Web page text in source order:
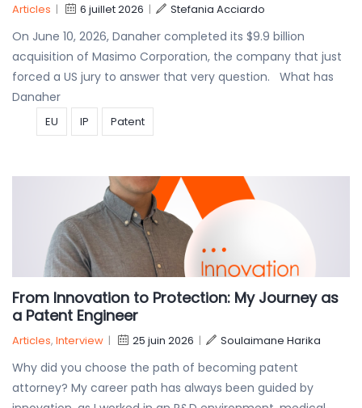
Articles | 6 juillet 2026 | Stefania Acciardo
On June 10, 2026, Danaher completed its $9.9 billion
acquisition of Masimo Corporation, the company that just
forced a US jury to answer that very question. What has
Danaher
EU IP Patent
From Innovation to Protection: My Journey as
a Patent Engineer
Articles, Interview | 25 juin 2026 | Soulaimane Harika
Why did you choose the path of becoming patent
attorney? My career path has always been guided by